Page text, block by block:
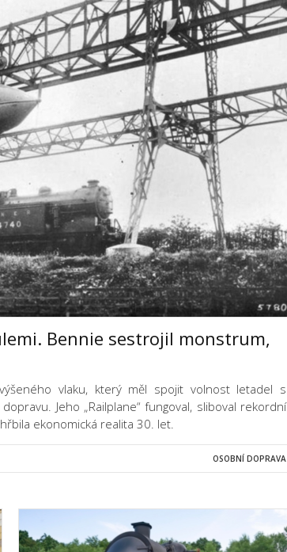
Bennie sestrojil monstrum,
vlaku, který měl spojit volnost letadel s
Jeho „Railplane“ fungoval, sliboval rekordní
ekonomická realita 30. let.
OSOBNÍ DOPRAVA